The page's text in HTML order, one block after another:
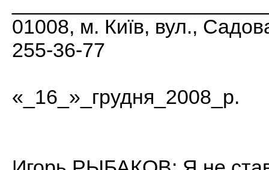
01008, м. Київ, вул.,
255-36-77
«_16_»_грудня_2008_р.